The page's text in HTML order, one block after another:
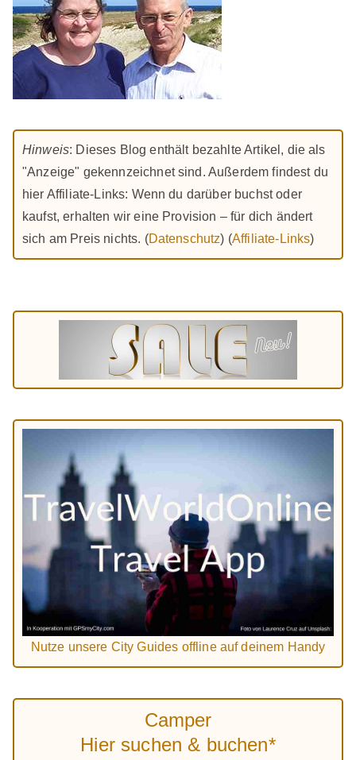
Hinweis: Dieses Blog enthält bezahlte Artikel, die als
"Anzeige" gekennzeichnet sind. Außerdem findest du
hier Affiliate-Links: Wenn du darüber buchst oder
kaufst, erhalten wir eine Provision – für dich ändert
sich am Preis nichts. (Datenschutz) (Affiliate-Links)
Nutze unsere City Guides offline auf deinem Handy
Camper
Hier suchen & buchen*